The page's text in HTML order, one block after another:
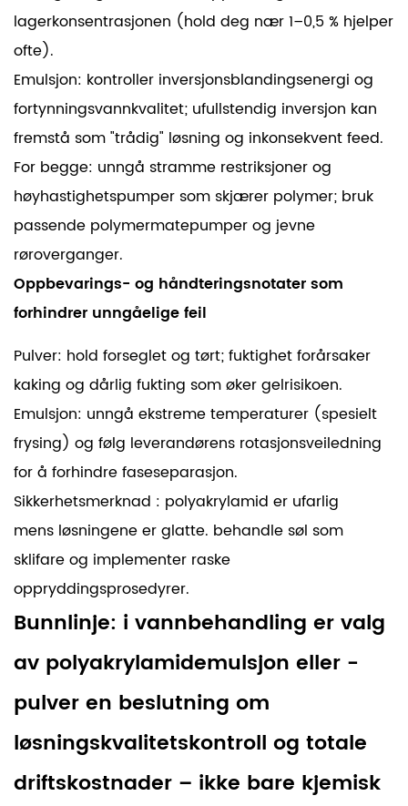
lagerkonsentrasjonen (hold deg nær1–0,5 % hjelper
ofte).
Emulsjon: kontroller inversjonsblandingsenergi og
fortynningsvannkvalitet; ufullstendig inversjon kan
fremstå som "trådig" løsning og inkonsekvent feed.
For begge: unngå stramme restriksjoner og
høyhastighetspumper som skjærer polymer; bruk
passende polymermatepumper og jevne
røroverganger.
Oppbevarings- og håndteringsnotater som
forhindrer unngåelige feil
Pulver: hold forseglet og tørt; fuktighet forårsaker
kaking og dårlig fukting som øker gelrisikoen.
Emulsjon: unngå ekstreme temperaturer (spesielt
frysing) og følg leverandørens rotasjonsveiledning
for å forhindre faseseparasjon.
Sikkerhetsmerknad : polyakrylamid er ufarlig
mens løsningene er glatte. behandle søl som
sklifare og implementer raske
oppryddingsprosedyrer.
Bunnlinje: i vannbehandling er valg
av polyakrylamidemulsjon eller -
pulver en beslutning om
løsningskvalitetskontroll og totale
driftskostnader – ikke bare kjemisk